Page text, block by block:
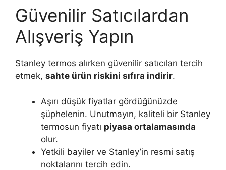
Güvenilir Satıcılardan
Alışveriş Yapın
Stanley termos alırken güvenilir satıcıları tercih
etmek, sahte ürün riskini sıfıra indirir.
Aşırı düşük fiyatlar gördüğünüzde
şüphelenin. Unutmayın, kaliteli bir Stanley
termosun fiyatı piyasa ortalamasında
olur.
Yetkili bayiler ve Stanley’in resmi satış
noktalarını tercih edin.